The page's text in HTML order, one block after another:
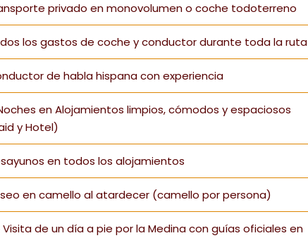
privado en monovolumen o coche todoterreno
los gastos de coche y conductor durante toda la ruta
de habla hispana con experiencia
en Alojamientos limpios, cómodos y espaciosos
y Hotel)
en todos los alojamientos
en camello al atardecer (camello por persona)
Visita de un día a pie por la Medina con guías oficiales en